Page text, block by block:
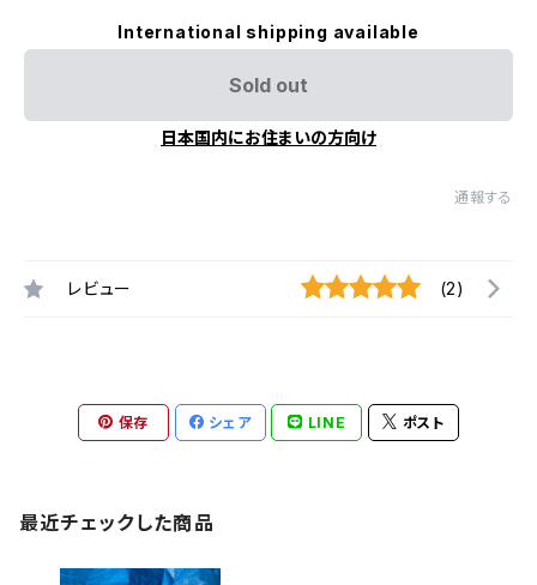
International shipping available
Sold out
日本国内にお住まいの方向け
通報する
レビュー (2)
保存 シェア LINE ポスト
最近チェックした商品